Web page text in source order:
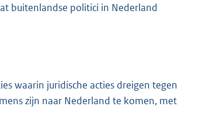
buitenlandse politici in Nederland
waarin juridische acties dreigen tegen
zijn naar Nederland te komen, met